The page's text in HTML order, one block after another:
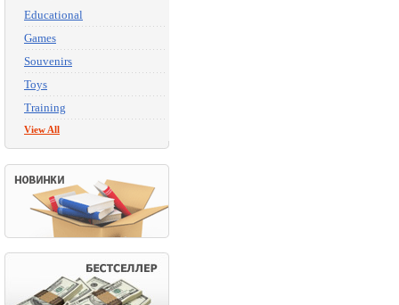
Educational
Games
Souvenirs
Toys
Training
View All